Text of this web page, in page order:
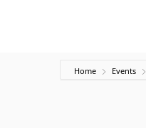
Home Events